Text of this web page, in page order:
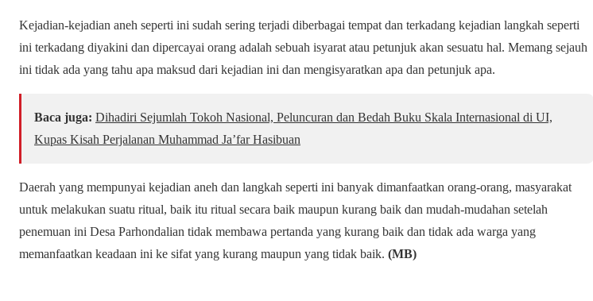
Kejadian-kejadian aneh seperti ini sudah sering terjadi diberbagai tempat dan terkadang kejadian langkah seperti
ini terkadang diyakini dan dipercayai orang adalah sebuah isyarat atau petunjuk akan sesuatu hal. Memang sejauh
ini tidak ada yang tahu apa maksud dari kejadian ini dan mengisyaratkan apa dan petunjuk apa.
Baca juga: Dihadiri Sejumlah Tokoh Nasional, Peluncuran dan Bedah Buku Skala Internasional di UI,
Kupas Kisah Perjalanan Muhammad Ja’far Hasibuan
Daerah yang mempunyai kejadian aneh dan langkah seperti ini banyak dimanfaatkan orang-orang, masyarakat
untuk melakukan suatu ritual, baik itu ritual secara baik maupun kurang baik dan mudah-mudahan setelah
penemuan ini Desa Parhondalian tidak membawa pertanda yang kurang baik dan tidak ada warga yang
memanfaatkan keadaan ini ke sifat yang kurang maupun yang tidak baik. (MB)